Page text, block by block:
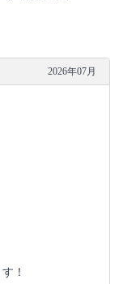
2026年07月
！